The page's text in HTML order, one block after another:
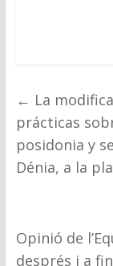
← La
prácticas
posidonia y
Dénia, a la
Opinió de
després i a